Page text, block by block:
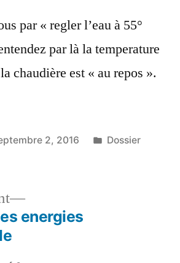
par « regler l’eau à 55°
par là la temperature
chaudière est « au repos ».
2, 2016
Publié
Dossier
Article
suivant :
energies